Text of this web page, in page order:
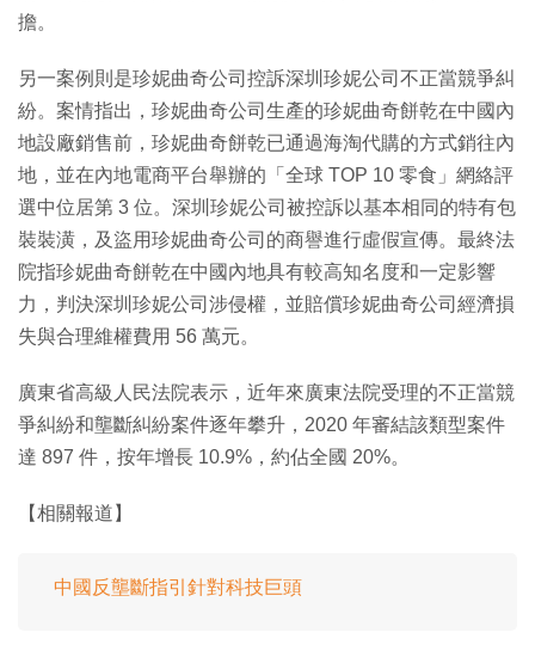
擔。
另一案例則是珍妮曲奇公司控訴深圳珍妮公司不正當競爭糾
紛。案情指出，珍妮曲奇公司生產的珍妮曲奇餅乾在中國內
地設廠銷售前，珍妮曲奇餅乾已通過海淘代購的方式銷往內
地，並在內地電商平台舉辦的「全球 TOP 10 零食」網絡評
選中位居第 3 位。深圳珍妮公司被控訴以基本相同的特有包
裝裝潢，及盜用珍妮曲奇公司的商譽進行虛假宣傳。最終法
院指珍妮曲奇餅乾在中國內地具有較高知名度和一定影響
力，判決深圳珍妮公司涉侵權，並賠償珍妮曲奇公司經濟損
失與合理維權費用 56 萬元。
廣東省高級人民法院表示，近年來廣東法院受理的不正當競
爭糾紛和壟斷糾紛案件逐年攀升，2020 年審結該類型案件
達 897 件，按年增長 10.9%，約佔全國 20%。
【相關報道】
中國反壟斷指引針對科技巨頭